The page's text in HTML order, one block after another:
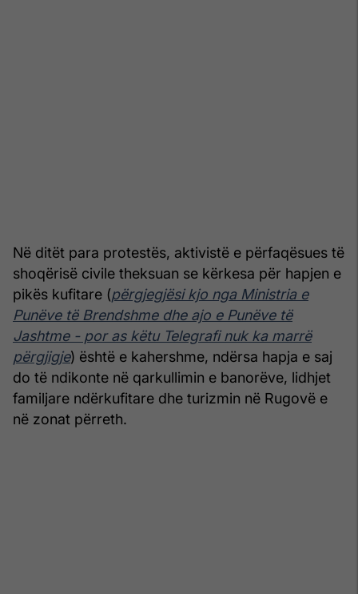
Në ditët para protestës, aktivistë e përfaqësues të
shoqërisë civile theksuan se kërkesa për hapjen e
pikës kufitare (përgjegjësi kjo nga Ministria e
Punëve të Brendshme dhe ajo e Punëve të
Jashtme - por as këtu Telegrafi nuk ka marrë
përgjigje) është e kahershme, ndërsa hapja e saj
do të ndikonte në qarkullimin e banorëve, lidhjet
familjare ndërkufitare dhe turizmin në Rugovë e
në zonat përreth.